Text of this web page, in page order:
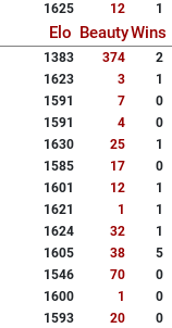
1625 12 1
Elo BeautyWins
1383 374
2
1623 3
1
1591 7
0
1591 4
0
1630 25
1
1585 17
0
1601 12
1
1621 1
1
1624 32
1
1605 38
5
1546 70
0
1600 1
0
1593 20
0